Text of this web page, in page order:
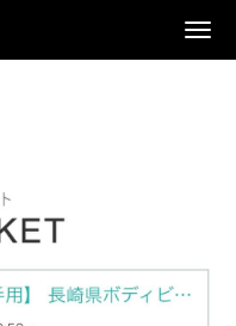
N